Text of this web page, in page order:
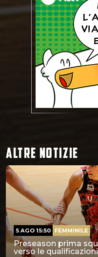
ALTRE NOTIZIE
Preseason prima
verso le
5 AGO 15:50 FEMMINILE